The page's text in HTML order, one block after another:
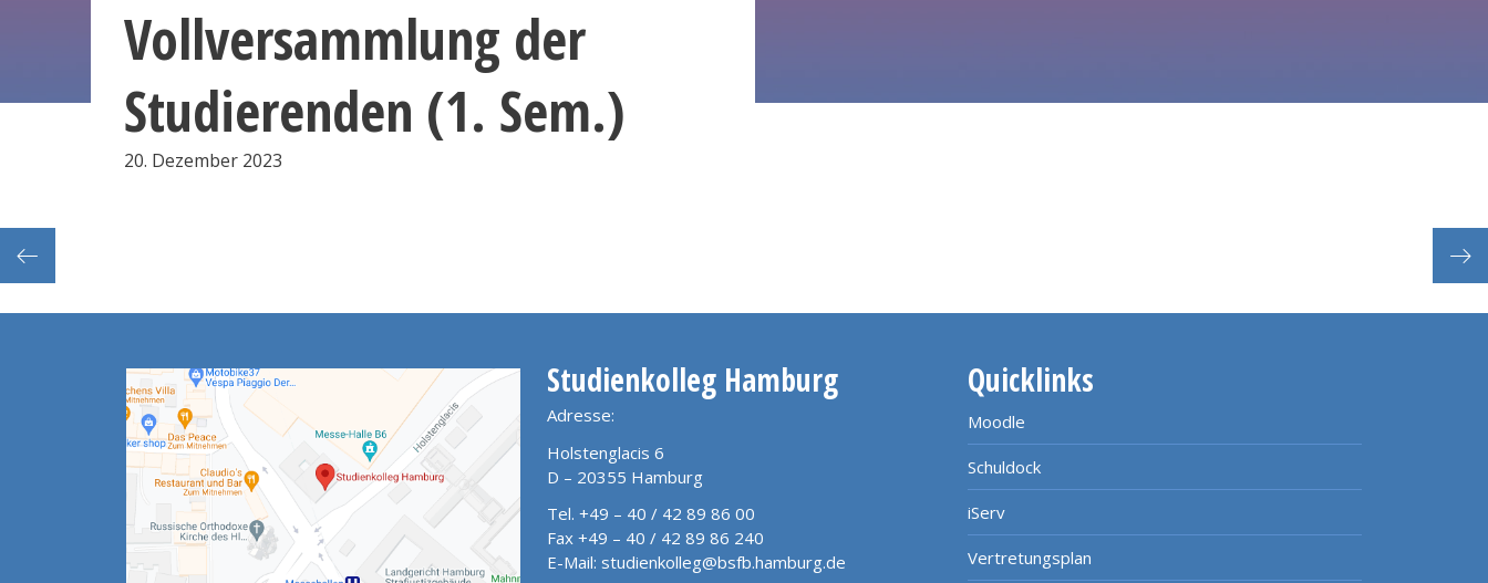
Vollversammlung der
Studierenden (1. Sem.)
20. Dezember 2023
Studienkolleg Hamburg
Adresse:
Holstenglacis 6
D – 20355 Hamburg
Tel. +49 – 40 / 42 89 86 00
Fax +49 – 40 / 42 89 86 240
E-Mail: studienkolleg@bsfb.hamburg.de
Quicklinks
Moodle
Schuldock
iServ
Vertretungsplan